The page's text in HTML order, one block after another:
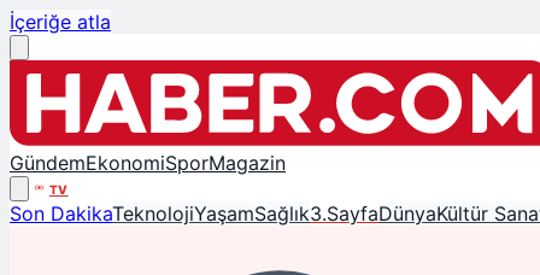
İçeriğe atla
GündemEkonomiSporMagazin
TV
Son DakikaTeknolojiYaşamSağlık3.SayfaDünyaKültür